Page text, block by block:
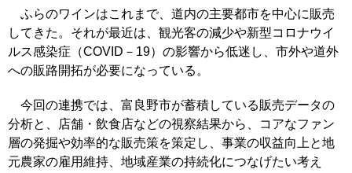
ふらのワインはこれまで、道内の主要都市を中心に販売
してきた。それが最近は、観光客の減少や新型コロナウイ
ルス感染症（COVID－19）の影響から低迷し、市外や道外
への販路開拓が必要になっている。
今回の連携では、富良野市が蓄積している販売データの
分析と、店舗・飲食店などの視察結果から、コアなファン
層の発掘や効率的な販売策を策定し、事業の収益向上と地
元農家の雇用維持、地域産業の持続化につなげたい考え